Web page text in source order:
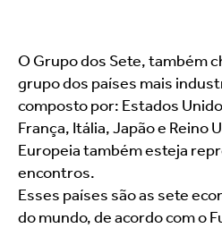
O Grupo dos Sete, também
grupo dos países mais
composto por: Estados
França, Itália, Japão e Reino
Europeia também esteja
encontros.
Esses países são as sete
do mundo, de acordo com o